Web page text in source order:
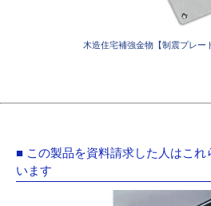
木造住宅補強金物【制震プレー
■ この製品を資料請求した人はこれ
います